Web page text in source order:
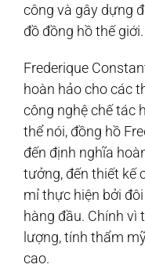
công và gây dựng
đồ đồng hồ thế giới.
Frederique
hoàn hảo cho các
công nghệ chế tác
thể nói, đồng hồ
đến định nghĩa
tưởng, đến thiết kế
mỉ thực hiện bởi
hàng đầu. Chính vì
lượng, tính thẩm
cao.